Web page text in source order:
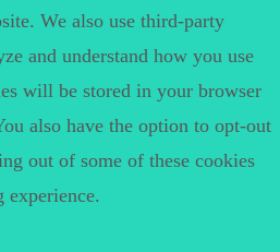
We also use third-party
and understand how you use
will be stored in your browser
also have the option to opt-out
out of some of these cookies